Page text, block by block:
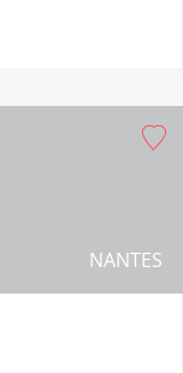
NANTES